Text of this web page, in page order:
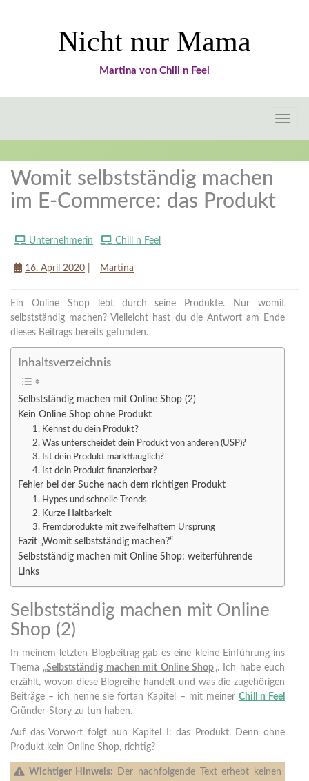
Nicht nur Mama
Martina von Chill n Feel
Toggle
Womit selbstständig machen
im E-Commerce: das Produkt
Unternehmerin Chill n Feel
16. April 2020 Martina
Ein Online Shop lebt durch seine Produkte. Nur womit
selbstständig machen? Vielleicht hast du die Antwort am Ende
dieses Beitrags bereits gefunden.
Inhaltsverzeichnis
Selbstständig machen mit Online Shop (2)
Kein Online Shop ohne Produkt
1. Kennst du dein Produkt?
2. Was unterscheidet dein Produkt von anderen (USP)?
3. Ist dein Produkt markttauglich?
4. Ist dein Produkt finanzierbar?
Fehler bei der Suche nach dem richtigen Produkt
1. Hypes und schnelle Trends
2. Kurze Haltbarkeit
3. Fremdprodukte mit zweifelhaftem Ursprung
Fazit „Womit selbstständig machen?“
Selbstständig machen mit Online Shop: weiterführende
Links
Selbstständig machen mit Online
Shop (2)
In meinem letzten Blogbeitrag gab es eine kleine Einführung ins
Thema „Selbstständig machen mit Online Shop„. Ich habe euch
erzählt, wovon diese Blogreihe handelt und was die zugehörigen
Beiträge – ich nenne sie fortan Kapitel – mit meiner Chill n Feel
Gründer-Story zu tun haben.
Auf das Vorwort folgt nun Kapitel I: das Produkt. Denn ohne
Produkt kein Online Shop, richtig?
Wichtiger Hinweis:
Der nachfolgende Text erhebt keinen